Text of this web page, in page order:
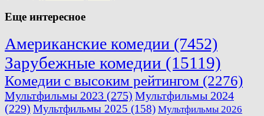
Еще интересное
Американские комедии (7452)
Зарубежные комедии (15119)
Комедии с высоким рейтингом (2276)
Мультфильмы 2023 (275) Мультфильмы 2024
(229) Мультфильмы 2025 (158) Мультфильмы 2026